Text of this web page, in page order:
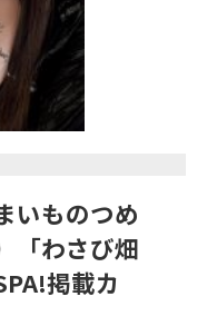
いものつめ
「わさび畑
掲載カ